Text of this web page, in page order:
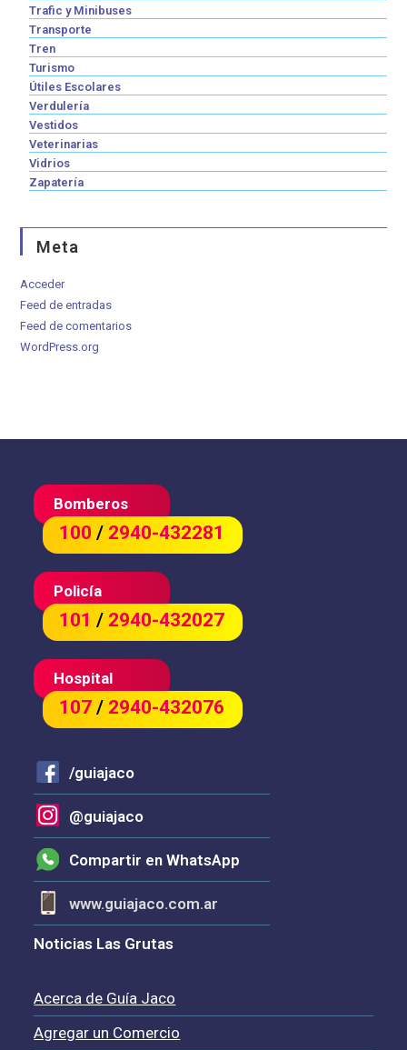
Trafic y Minibuses
Transporte
Tren
Turismo
Útiles Escolares
Verdulería
Vestidos
Veterinarias
Vidrios
Zapatería
Meta
Acceder
Feed de entradas
Feed de comentarios
WordPress.org
Bomberos
100/ 2940-432281
Policía
101/ 2940-432027
Hospital
107/ 2940-432076
/guiajaco
@guiajaco
Compartir en WhatsApp
www.guiajaco.com.ar
Noticias Las Grutas
Acerca de Guía Jaco
Agregar un Comercio